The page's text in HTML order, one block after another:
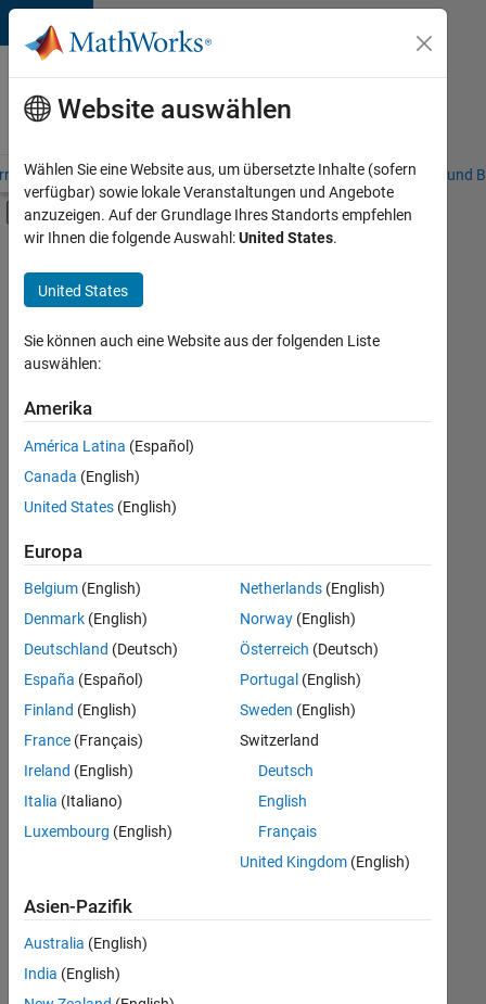
Weiter zum Inhalt
Karriere
bei
MathWorks
– Übersicht Stellensuche Niederlassungen Studierende und
Umschaltung für Off-Canvas-
Hauptinhalt
Information Technology
Customer Support
Marketing Services
Business Model Team
Human Resources
+5
Derzeit
es
keine
offenen
Stellen,
Ihren
Suchkriterien
entsprechen.
können
die
Suchkriterien
weiter
fassen
oder
alle
Stellenangebote
anzeigen .
noch
keine
offenen
Stellen
Website auswählen
Wählen Sie eine Website aus, um übersetzte Inhalte (sofern
verfügbar) sowie lokale Veranstaltungen und Angebote
anzuzeigen. Auf der Grundlage Ihres Standorts empfehlen
wir Ihnen die folgende Auswahl:United States.
United States
Sie können auch eine Website aus der folgenden Liste
auswählen:
Amerika
América Latina (Español)
Canada (English)
United States (English)
Europa
Belgium (English)
Denmark (English)
Deutschland (Deutsch)
España (Español)
Finland (English)
France (Français)
Ireland (English)
Italia (Italiano)
Luxembourg (English)
Netherlands(English)
Norway(English)
Österreich (Deutsch)
Portugal (English)
Sweden (English)
Switzerland
Deutsch
English
Français
United Kingdom(English)
Asien-Pazifik
Australia (English)
India (English)